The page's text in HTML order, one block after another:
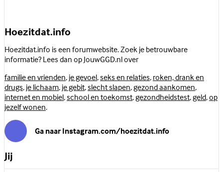
Hoezitdat.info
Hoezitdat.info is een forumwebsite. Zoek je betrouwbare
informatie? Lees dan op JouwGGD.nl over
familie en vrienden, je gevoel,seks en relaties, roken, drank en
drugs, je lichaam, je gebit,slecht slapen, gezond aankomen,
internet en mobiel,school en toekomst, gezondheidstest, geld,op
jezelf wonen.
Ga naar Instagram.com/hoezitdat.info
Jij